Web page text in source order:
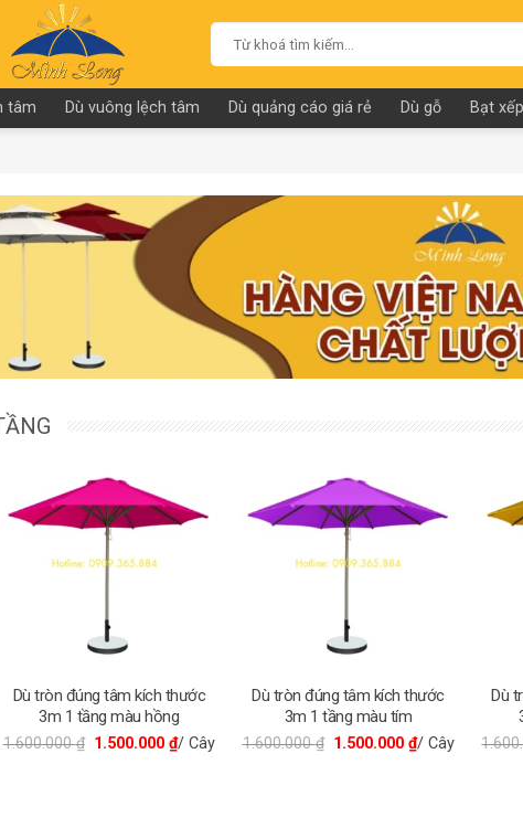
Search
tâm Dù vuông lệch tâm Dù quảng cáo giá rẻ Dù gỗ Bạt xếp
Dù tròn đúng tâm kích thước
3m 1 tầng màu hồng
1.600.000₫ 1.500.000 ₫/ Cây
Dù tròn đúng tâm kích thước
3m 1 tầng màu tím
1.600.000₫ 1.500.000 ₫/ Cây
Dù